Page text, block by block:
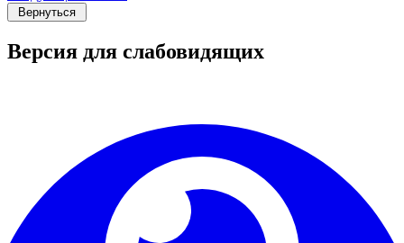
Версия для слабовидящих